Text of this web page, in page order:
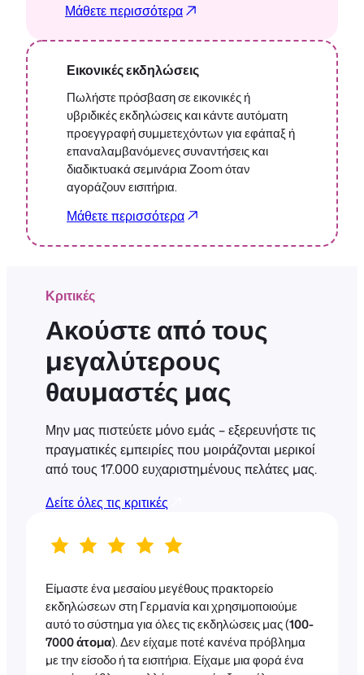
Μάθετε περισσότερα
Εικονικές εκδηλώσεις
Πωλήστε πρόσβαση σε εικονικές ή
υβριδικές εκδηλώσεις και κάντε αυτόματη
προεγγραφή συμμετεχόντων για εφάπαξ ή
επαναλαμβανόμενες συναντήσεις και
διαδικτυακά σεμινάρια Zoom όταν
αγοράζουν εισιτήρια.
Μάθετε περισσότερα
Κριτικές
Ακούστε από τους
μεγαλύτερους
θαυμαστές μας
Μην μας πιστεύετε μόνο εμάς – εξερευνήστε τις
πραγματικές εμπειρίες που μοιράζονται μερικοί
από τους 17.000 ευχαριστημένους πελάτες μας.
Δείτε όλες τις κριτικές
Είμαστε ένα μεσαίου μεγέθους πρακτορείο
εκδηλώσεων στη Γερμανία και χρησιμοποιούμε
αυτό το σύστημα για όλες τις εκδηλώσεις μας (100-
7000 άτομα). Δεν είχαμε ποτέ κανένα πρόβλημα
με την είσοδο ή τα εισιτήρια. Είχαμε μια φορά ένα